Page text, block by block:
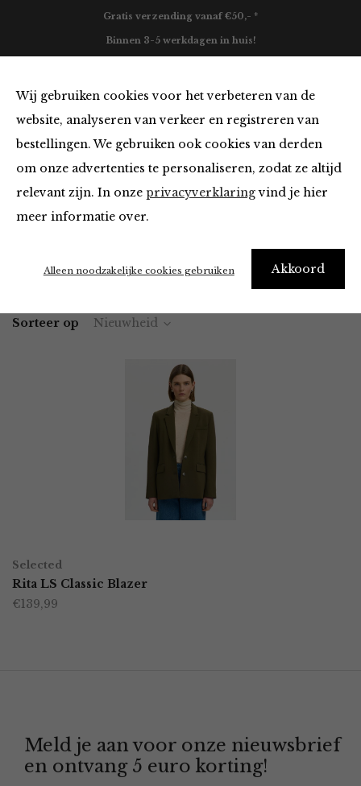
Wij gebruiken cookies voor het verbeteren van de
website, analyseren van verkeer en registreren van
bestellingen. We gebruiken ook cookies van derden
om onze advertenties te personaliseren, zodat ze altijd
relevant zijn. In onze privacyverklaringvind je hier
meer informatie over.
Akkoord
Alleen noodzakelijke cookies gebruiken
Gratis verzending vanaf €50,- *
Binnen 3-5 werkdagen in huis!
Blazers & Jassen
Home Winkel Kleding Blazers & Jassen
Sorteer op Nieuwheid
product
heeft
kan
gekozen
Selected
Rita LS Classic Blazer
€139,99
Meld je aan voor onze nieuwsbrief
en ontvang 5 euro korting!